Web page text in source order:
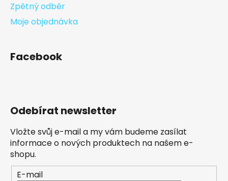
Zpětný odběr
Moje objednávka
Facebook
Odebírat newsletter
Vložte svůj e-mail a my vám budeme zasílat
informace o nových produktech na našem e-
shopu.
E-mail